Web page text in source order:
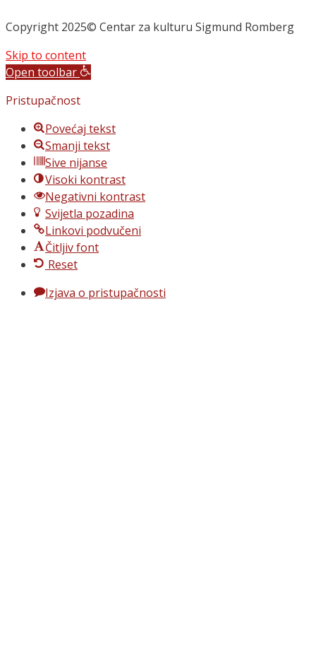
Copyright 2025© Centar za kulturu Sigmund Romberg
Skip to content
Open toolbar
Pristupačnost
Povećaj tekst
Smanji tekst
Sive nijanse
Visoki kontrast
Negativni kontrast
Svijetla pozadina
Linkovi podvučeni
Čitljiv font
Reset
Izjava o pristupačnosti